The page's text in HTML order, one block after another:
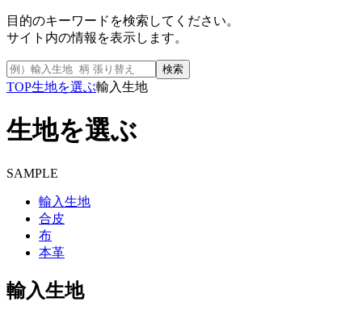
目的のキーワードを検索してください。
サイト内の情報を表示します。
検索
TOP生地を選ぶ輸入生地
生地を選ぶ
SAMPLE
輸入生地
合皮
布
本革
輸入生地